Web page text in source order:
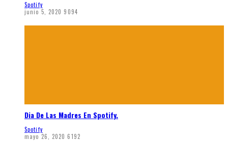
Spotify
junio 5, 2020 9094
Dia De Las Madres En Spotify.
Spotify
mayo 26, 2020 6192